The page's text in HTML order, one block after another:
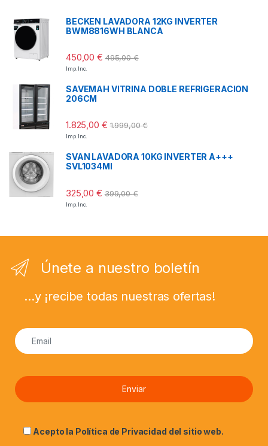
BECKEN LAVADORA 12KG INVERTER
BWM8816WH BLANCA
450,00€ 495,00€
Imp. Inc.
SAVEMAH VITRINA DOBLE REFRIGERACION
206CM
1.825,00 € 1.999,00€
Imp. Inc.
SVAN LAVADORA 10KG INVERTER A+++
SVL1034MI
325,00€ 399,00€
Imp. Inc.
Únete a nuestro boletín
...y ¡recibe todas nuestras ofertas!
Acepto la Política de Privacidad del sitio web.